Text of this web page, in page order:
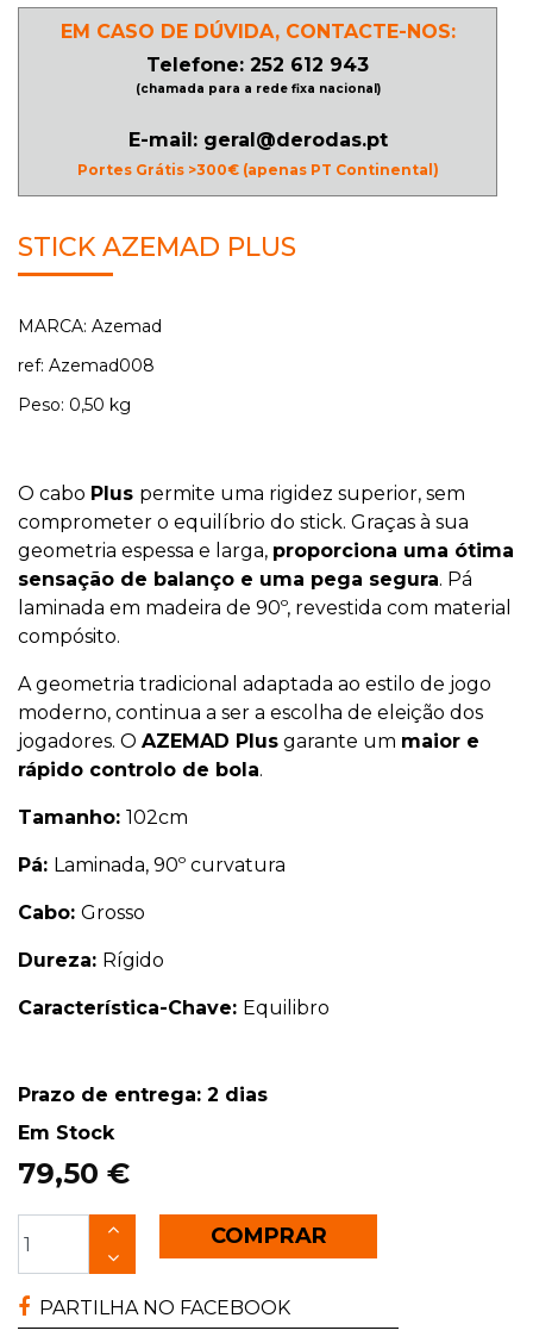
LINHA
EM CASO DE DÚVIDA, CONTACTE-NOS:
Telefone: 252 612 943
(chamada para a rede fixa nacional)
E-mail: geral@derodas.pt
Portes Grátis >300€ (apenas PT Continental)
STICK AZEMAD PLUS
MARCA: Azemad
ref: Azemad008
Peso: 0,50 kg
O cabo Plus permite uma rigidez superior, sem
comprometer o equilíbrio do stick. Graças à sua
geometria espessa e larga, proporciona uma ótima
sensação de balanço e uma pega segura. Pá
laminada em madeira de 90º, revestida com material
compósito.
A geometria tradicional adaptada ao estilo de jogo
moderno, continua a ser a escolha de eleição dos
jogadores. O AZEMAD Plus garante um maior e
rápido controlo de bola.
Tamanho: 102cm
Pá: Laminada, 90º curvatura
Cabo: Grosso
Dureza: Rígido
Característica-Chave: Equilibro
Prazo de entrega: 2 dias
Em Stock
79,50 €
COMPRAR
PARTILHA NO FACEBOOK